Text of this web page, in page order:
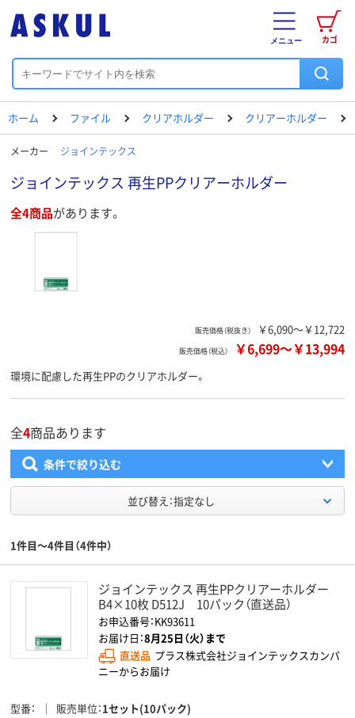
カゴ
メニュー
ホーム ファイル クリアホルダー クリアーホルダー
メーカー ジョインテックス
ジョインテックス 再生PPクリアーホルダー
全4商品があります。
販売価格（税抜き） ￥6,090～￥12,722
販売価格（税込） ￥6,699～￥13,994
環境に配慮した再生PPのクリアホルダー。
全4商品あります
条件で絞り込む
並び替え：指定なし
1件目～4件目（4件中）
ジョインテックス 再生PPクリアーホルダー
B4×10枚 D512J 10パック（直送品）
お申込番号：KK93611
お届け日：8月25日（火）まで
直送品 プラス株式会社ジョインテックスカンパ
ニーからお届け
型番 販売単位 1セット(10パック)